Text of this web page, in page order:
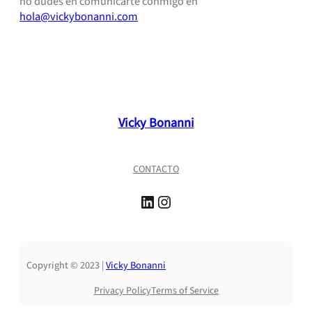
hola@vickybonanni.com
Vicky Bonanni
CONTACTO
LinkedIn Instagram
Copyright © 2023 |Vicky Bonanni
Privacy PolicyTerms of Service